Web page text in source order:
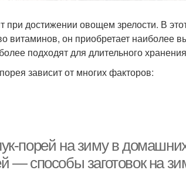
при достижении овощем зрелости. В
витаминов, он приобретает наиболее
подходят для длительного
зависит от многих факторов:
порей на зиму в
— способы заготовок на